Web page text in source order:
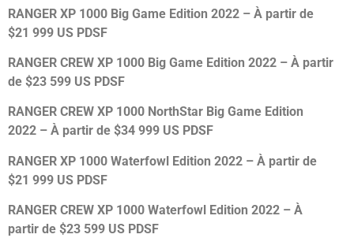
RANGER XP 1000 Big Game Edition 2022 – À partir de
$21 999 US PDSF
RANGER CREW XP 1000 Big Game Edition 2022 – À partir
de $23 599 US PDSF
RANGER CREW XP 1000 NorthStar Big Game Edition
2022 – À partir de $34 999 US PDSF
RANGER XP 1000 Waterfowl Edition 2022 – À partir de
$21 999 US PDSF
RANGER CREW XP 1000 Waterfowl Edition 2022 – À
partir de $23 599 US PDSF